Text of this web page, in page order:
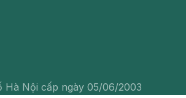
Nội cấp ngày 05/06/2003